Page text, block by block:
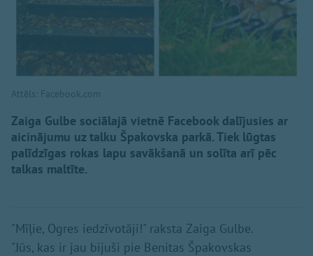
Attēls: Facebook.com
Zaiga Gulbe sociālajā vietnē Facebook dalījusies ar
aicinājumu uz talku Špakovska parkā. Tiek lūgtas
palīdzīgas rokas lapu savākšanā un solīta arī pēc
talkas maltīte.
"Mīļie, Ogres iedzīvotāji!" raksta Zaiga Gulbe.
"Jūs, kas ir jau bijuši pie Benitas Špakovskas